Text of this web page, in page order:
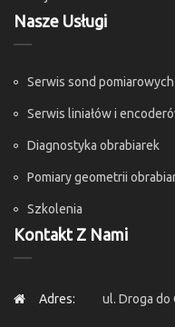
Nasze Usługi
Serwis sond pomiarowych
Serwis liniałów i
Diagnostyka obrabiarek
Pomiary geometrii
Szkolenia
Kontakt Z Nami
Adres: ul. Droga do